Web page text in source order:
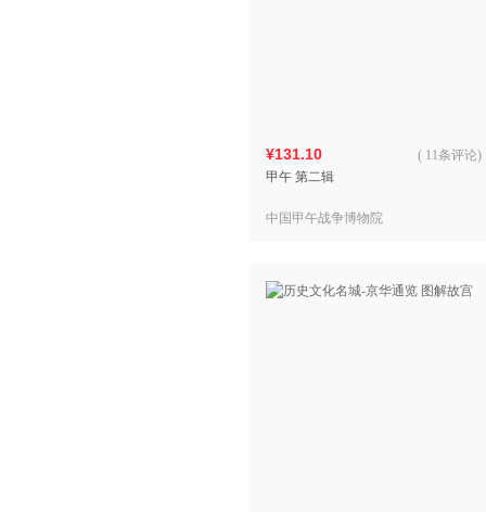
¥131.10
甲午 第二辑
( 11条评论)
中国甲午战争博物院